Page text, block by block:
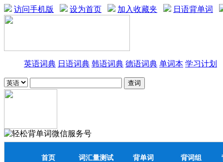
访问手机版 设为首页 加入收藏夹 日语背单词
英语词典 日语词典 韩语词典 德语词典 单词本 学习计划
首页 词汇量测试 背单词 背词组